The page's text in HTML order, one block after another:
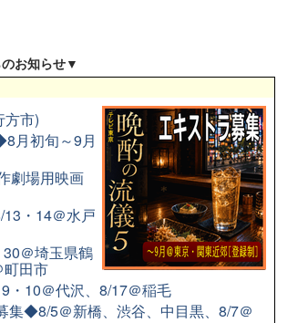
のお知らせ▼
方市)
月初旬～9月
劇場用映画
・14＠水戸
＠埼玉県鶴
町田市
・10＠代沢、8/17＠稲毛
集◆8/5＠新橋、渋谷、中目黒、8/7＠